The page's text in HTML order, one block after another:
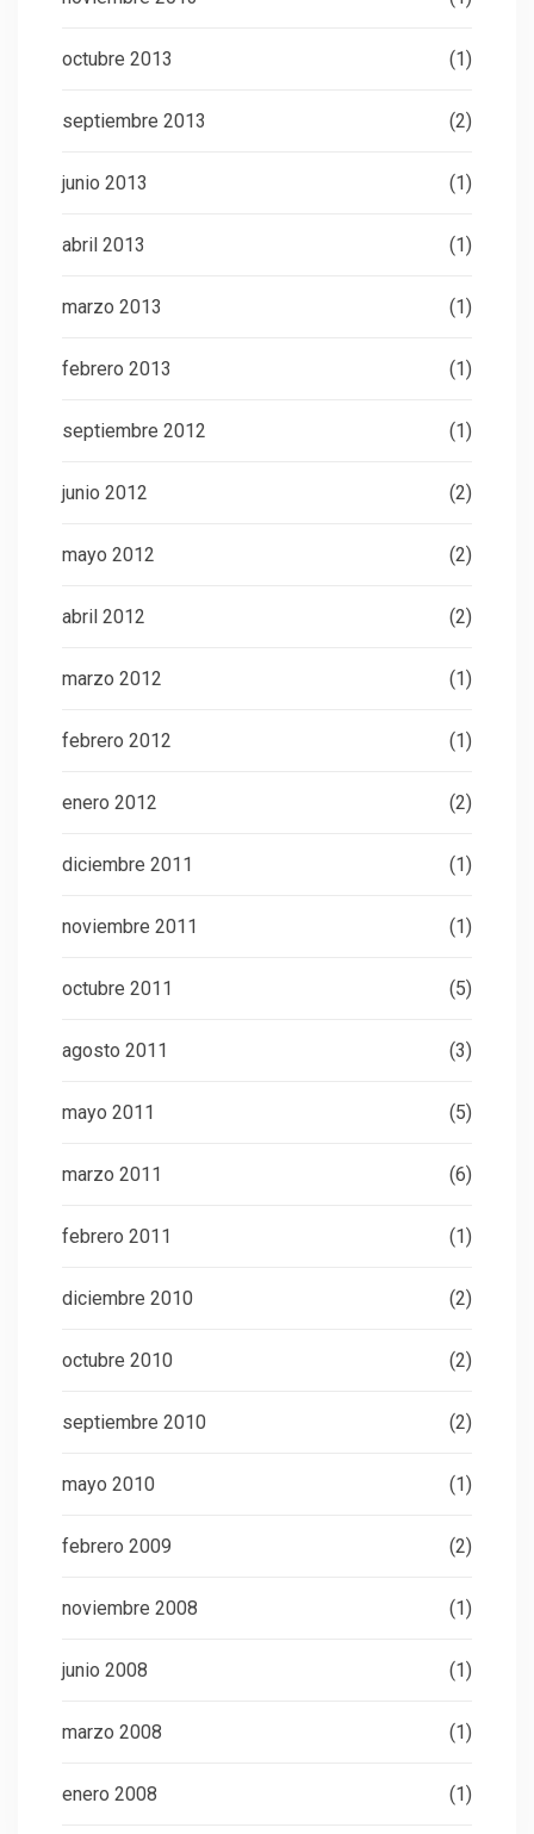
octubre 2013 (1)
septiembre 2013 (2)
junio 2013 (1)
abril 2013 (1)
marzo 2013 (1)
febrero 2013 (1)
septiembre 2012 (1)
junio 2012 (2)
mayo 2012 (2)
abril 2012 (2)
marzo 2012 (1)
febrero 2012 (1)
enero 2012 (2)
diciembre 2011 (1)
noviembre 2011 (1)
octubre 2011 (5)
agosto 2011 (3)
mayo 2011 (5)
marzo 2011 (6)
febrero 2011 (1)
diciembre 2010 (2)
octubre 2010 (2)
septiembre 2010 (2)
mayo 2010 (1)
febrero 2009 (2)
noviembre 2008 (1)
junio 2008 (1)
marzo 2008 (1)
enero 2008 (1)